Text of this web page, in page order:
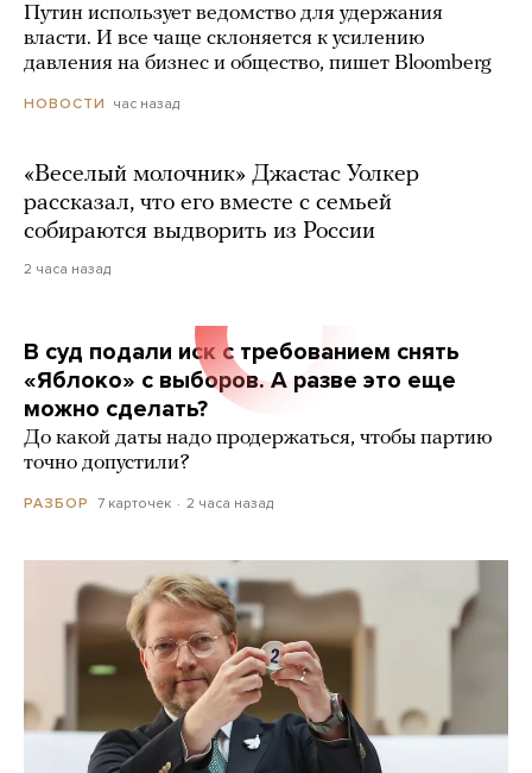
Путин использует ведомство для удержания
власти. И все чаще склоняется к усилению
давления на бизнес и общество, пишет Bloomberg
НОВОСТИ час назад
«Веселый молочник» Джастас Уолкер
рассказал, что его вместе с семьей
собираются выдворить из России
2 часа назад
В суд подали иск с требованием снять
«Яблоко» с выборов. А разве это еще
можно сделать?
До какой даты надо продержаться, чтобы партию
точно допустили?
РАЗБОР 7 карточек 2 часа назад